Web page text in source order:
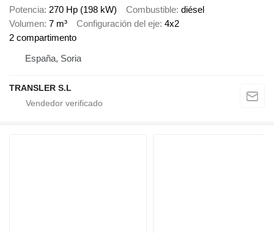
Potencia 270 Hp (198 kW) Combustible diésel
Volumen 7 m³ Configuración del eje 4x2
2 compartimento
España, Soria
TRANSLER S.L